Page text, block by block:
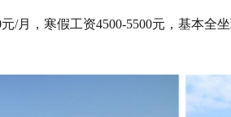
元/月，寒假工资4500-5500元，基本全